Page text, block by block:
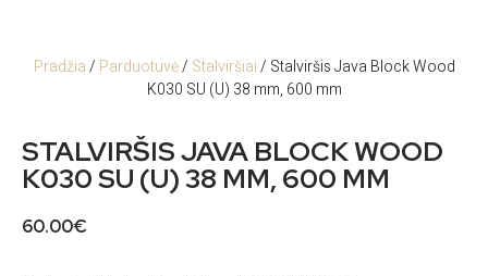
Pradžia/ Parduotuvė/ Stalviršiai/ Stalviršis Java Block Wood
K030 SU (U) 38 mm, 600 mm
STALVIRŠIS JAVA BLOCK WOOD
K030 SU (U) 38 MM, 600 MM
60.00€